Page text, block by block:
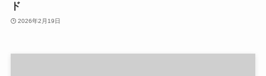
ド
2026年2月19日